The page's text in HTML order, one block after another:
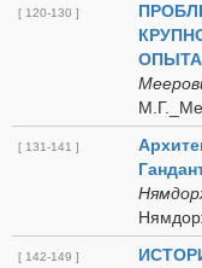
[ 120-130 ]
[ 131-141 ]
[ 142-149 ]